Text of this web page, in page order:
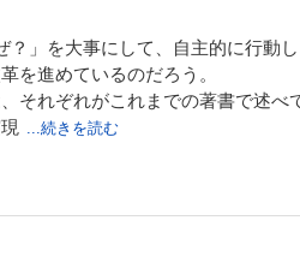
？」を大事にして、自主的に行動
を進めているのだろう。
それぞれがこれまでの著書で述べ
...続きを読む